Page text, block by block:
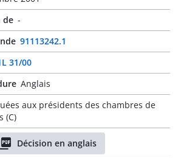
de -
91113242.1
31/00
Anglais
aux présidents des chambres de
(C)
Décision en anglais